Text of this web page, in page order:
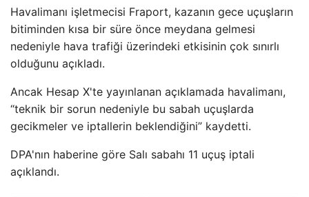
Havalimanı işletmecisi Fraport, kazanın gece uçuşların
bitiminden kısa bir süre önce meydana gelmesi
nedeniyle hava trafiği üzerindeki etkisinin çok sınırlı
olduğunu açıkladı.
Ancak Hesap X'te yayınlanan açıklamada havalimanı,
“teknik bir sorun nedeniyle bu sabah uçuşlarda
gecikmeler ve iptallerin beklendiğini” kaydetti.
DPA'nın haberine göre Salı sabahı 11 uçuş iptali
açıklandı.